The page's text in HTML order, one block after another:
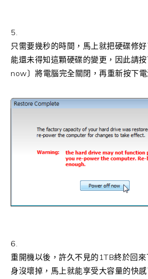
5.
只需要幾秒的時間，馬上就把硬碟修
能還未得知這顆硬碟的變更，因此請
now〕將電腦完全關閉，再重新按下電
6.
重開機以後，許久不見的1TB終於回
身沒壞掉，馬上就能享受大容量的快感